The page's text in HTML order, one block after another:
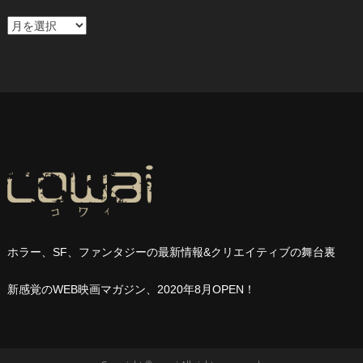
ア
ホラー、SF、ファンタジーの最新情報&クリエイティブの舞台裏
新感覚のWEB映画マガジン、2020年8月OPEN ！